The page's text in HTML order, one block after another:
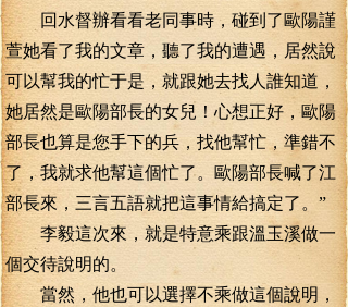
回水督辦看看老同事時，碰到了歐陽謹
萱她看了我的文章，聽了我的遭遇，居然說
可以幫我的忙于是，就跟她去找人誰知道，
她居然是歐陽部長的女兒！心想正好，歐陽
部長也算是您手下的兵，找他幫忙，準錯不
了，我就求他幫這個忙了。歐陽部長喊了江
部長來，三言五語就把這事情給搞定了。”
李毅這次來，就是特意乘跟溫玉溪做一
個交待說明的。
當然，他也可以選擇不乘做這個說明，